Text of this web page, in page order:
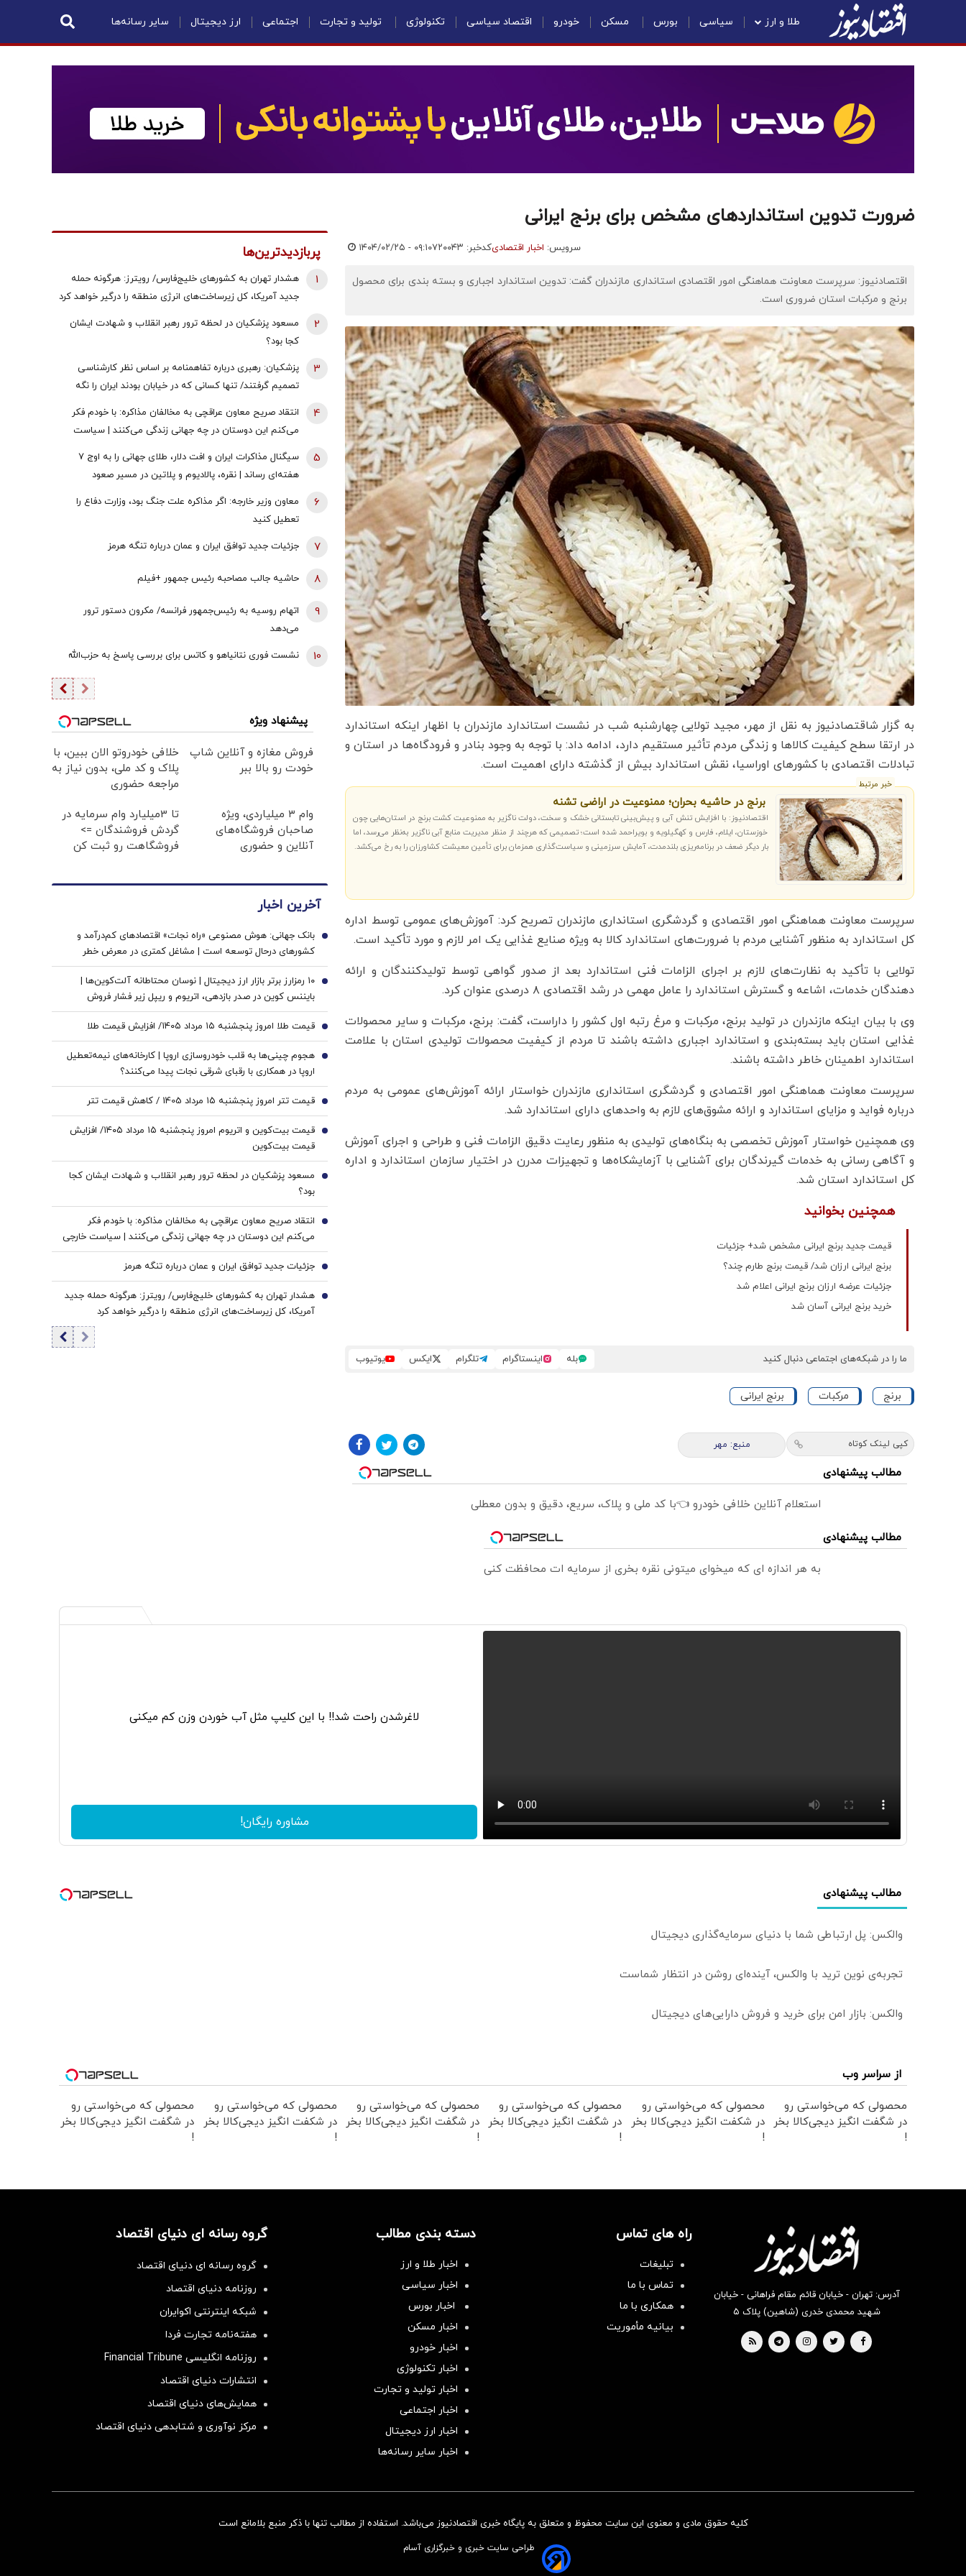
طلا و ارز سیاسی بورس مسکن خودرو اقتصاد سیاسی تکنولوژی تولید و تجارت اجتماعی ارز دیجیتال سایر رسانه‌ها
ضرورت تدوین استاندارد‌های مشخص برای برنج ایرانی
سرویس: اخبار اقتصادیکدخبر: ۷۲۰۰۴۳ ۱۴۰۴/۰۲/۲۵ - ۰۹:۱۰
اقتصادنیوز: سرپرست معاونت هماهنگی امور اقتصادی استانداری مازندران گفت: تدوین استاندارد اجباری و بسته بندی برای محصول
برنج و مرکبات استان ضروری است.
به گزار شاقتصادنیوز به نقل از مهر، مجید تولایی چهارشنبه شب در نشست استاندارد مازندران با اظهار اینکه استاندارد
در ارتقا سطح کیفیت کالاها و زندگی مردم تأثیر مستقیم دارد، ادامه داد: با توجه به وجود بنادر و فرودگاه‌ها در استان و
تبادلات اقتصادی با کشورهای اوراسیا، نقش استاندارد بیش از گذشته دارای اهمیت است.
خبر مرتبط
برنج در حاشیه بحران؛ ممنوعیت در اراضی تشنه
اقتصادنیوز: با افزایش تنش آبی و پیش‌بینی تابستانی خشک و سخت، دولت ناگزیر به ممنوعیت کشت برنج در استان‌هایی چون
خوزستان، ایلام، فارس و کهگیلویه و بویراحمد شده است؛ تصمیمی که هرچند از منظر مدیریت منابع آبی ناگزیر به‌نظر می‌رسد، اما
بار دیگر ضعف در برنامه‌ریزی بلندمدت، آمایش سرزمینی و سیاست‌گذاری همزمان برای تأمین معیشت کشاورزان را به رخ می‌کشد.
سرپرست معاونت هماهنگی امور اقتصادی و گردشگری استانداری مازندران تصریح کرد: آموزش‌های عمومی توسط اداره
کل استاندارد به منظور آشنایی مردم با ضرورت‌های استاندارد کالا به ویژه صنایع غذایی یک امر لازم و مورد تأکید است.
تولایی با تأکید به نظارت‌های لازم بر اجرای الزامات فنی استاندارد بعد از صدور گواهی توسط تولیدکنندگان و ارائه
دهندگان خدمات، اشاعه و گسترش استاندارد را عامل مهمی در رشد اقتصادی ۸ درصدی عنوان کرد.
وی با بیان اینکه مازندران در تولید برنج، مرکبات و مرغ رتبه اول کشور را داراست، گفت: برنج، مرکبات و سایر محصولات
غذایی استان باید بسته‌بندی و استاندارد اجباری داشته باشند تا مردم از کیفیت محصولات تولیدی استان با علامت
استاندارد اطمینان خاطر داشته باشند.
سرپرست معاونت هماهنگی امور اقتصادی و گردشگری استانداری مازندران خواستار ارائه آموزش‌های عمومی به مردم
درباره فواید و مزایای استاندارد و ارائه مشوق‌های لازم به واحدهای دارای استاندارد شد.
وی همچنین خواستار آموزش تخصصی به بنگاه‌های تولیدی به منظور رعایت دقیق الزامات فنی و طراحی و اجرای آموزش
و آگاهی رسانی به خدمات گیرندگان برای آشنایی با آزمایشکاه‌ها و تجهیزات مدرن در اختیار سازمان استاندارد و اداره
کل استاندارد استان شد.
همچنین بخوانید
قیمت جدید برنج ایرانی مشخص شد+ جزئیات
برنج ایرانی ارزان شد/ قیمت برنج طارم چند؟
جزئیات عرضه ارزان برنج ایرانی اعلام شد
خرید برنج ایرانی آسان شد
ما را در شبکه‌های اجتماعی دنبال کنید بله اینستاگرام تلگرام ایکس یوتیوب
برنج مرکبات برنج ایرانی
کپی لینک کوتاه منبع: مهر
مطالب پیشنهادی
استعلام آنلاین خلافی خودرو 👈با کد ملی و پلاک، سریع، دقیق و بدون معطلی
مطالب پیشنهادی
به هر اندازه ای که میخوای میتونی نقره بخری از سرمایه ات محافظت کنی
پربازدیدترین‌ها
هشدار تهران به کشورهای خلیج‌فارس/ رویترز: هرگونه حمله
جدید آمریکا، کل زیرساخت‌های انرژی منطقه را درگیر خواهد کرد
1
مسعود پزشکیان در لحظه ترور رهبر انقلاب و شهادت ایشان
کجا بود؟
2
پزشکیان: رهبری درباره تفاهمنامه بر اساس نظر کارشناسی
تصمیم گرفتند/ تنها کسانی که در خیابان بودند ایران را نگه
3
انتقاد صریح معاون عراقچی به مخالفان مذاکره: با خودم فکر
می‌کنم این دوستان در چه جهانی زندگی می‌کنند | سیاست
خارجی عرصه تصمیم‌های دشوار و سنجش دقیق هزینه و فایده
4
سیگنال مذاکرات ایران و افت دلار، طلای جهانی را به اوج ۷
هفته‌ای رساند | نقره، پالادیوم و پلاتین در مسیر صعود
5
معاون وزیر خارجه: اگر مذاکره علت جنگ بود، وزارت دفاع را
تعطیل کنید
6
جزئیات جدید توافق ایران و عمان درباره تنگه هرمز 7
حاشیه جالب مصاحبه رئیس جمهور +فیلم 8
اتهام روسیه به رئیس‌جمهور فرانسه/ مکرون دستور ترور
می‌دهد
9
نشست فوری نتانیاهو و کاتس برای بررسی پاسخ به حزب‌الله 10
پیشنهاد ویژه
فروش مغازه و آنلاین شاپ
خودت رو بالا ببر
خلافی خودروتو الان ببین، با
پلاک و کد ملی، بدون نیاز به
مراجعه حضوری
وام ۳ میلیاردی، ویژه
صاحبان فروشگاه‌های
آنلاین و حضوری
تا 3میلیارد وام سرمایه در
گردش فروشندگان =>
فروشگاهت رو ثبت کن
آخرین اخبار
بانک جهانی: هوش مصنوعی «راه نجات» اقتصادهای کم‌درآمد و
کشورهای درحال توسعه است | مشاغل کمتری در معرض خطر
هستند، اما ریسک بالایی وجود دارد
1
۱۰ رمزارز برتر بازار ارز دیجیتال | نوسان محتاطانه آلت‌کوین‌ها |
بایننس‌ کوین در صدر بازدهی، اتریوم و ریپل زیر فشار فروش
2
قیمت طلا امروز پنجشنبه ۱۵ مرداد ۱۴۰۵/ افزایش قیمت طلا 3
هجوم چینی‌ها به قلب خودروسازی اروپا | کارخانه‌های نیمه‌تعطیل
اروپا در همکاری با رقبای شرقی نجات پیدا می‌کنند؟
4
قیمت تتر امروز پنجشنبه ۱۵ مرداد 1405 / کاهش قیمت تتر 5
قیمت بیت‌کوین و اتریوم امروز پنجشنبه ۱۵ مرداد ۱۴۰۵/ افزایش
قیمت بیت‌کوین
6
مسعود پزشکیان در لحظه ترور رهبر انقلاب و شهادت ایشان کجا
بود؟
7
انتقاد صریح معاون عراقچی به مخالفان مذاکره: با خودم فکر
می‌کنم این دوستان در چه جهانی زندگی می‌کنند | سیاست خارجی
عرصه تصمیم‌های دشوار و سنجش دقیق هزینه و فایده است
8
جزئیات جدید توافق ایران و عمان درباره تنگه هرمز 9
هشدار تهران به کشورهای خلیج‌فارس/ رویترز: هرگونه حمله جدید
آمریکا، کل زیرساخت‌های انرژی منطقه را درگیر خواهد کرد
10
لاغرشدن راحت شد!! با این کلیپ مثل آب خوردن وزن کم میکنی
مشاوره رایگان!
مطالب پیشنهادی
والکس: پل ارتباطی شما با دنیای سرمایه‌گذاری دیجیتال
تجربه‌ی نوین ترید با والکس، آینده‌ای روشن در انتظار شماست
والکس: بازار امن برای خرید و فروش دارایی‌های دیجیتال
از سراسر وب
محصولی که می‌خواستی رو
در شگفت انگیز دیجی‌کالا بخر
!
محصولی که می‌خواستی رو
در شکفت انگیز دیجی‌کالا بخر
!
محصولی که می‌خواستی رو
در شگفت انگیز دیجی‌کالا بخر
!
محصولی که می‌خواستی رو
در شگفت انگیز دیجی‌کالا بخر
!
محصولی که می‌خواستی رو
در شکفت انگیز دیجی‌کالا بخر
!
محصولی که می‌خواستی رو
در شگفت انگیز دیجی‌کالا بخر
!
آدرس: تهران - خیابان قائم مقام فراهانی - خیابان
شهید محمدی خدری (شاهین) پلاک ۵
راه های تماس
تبلیغات
تماس با ما
همکاری با ما
بیانیه مأموریت
دسته بندی مطالب
اخبار طلا و ارز
اخبار سیاسی
اخبار بورس
اخبار مسکن
اخبار خودرو
اخبار تکنولوژی
اخبار تولید و تجارت
اخبار اجتماعی
اخبار ارز دیجیتال
اخبار سایر رسانه‌‌ها
گروه رسانه ای دنیای اقتصاد
گروه رسانه ای دنیای اقتصاد
روزنامه دنیای اقتصاد
شبکه اینترنتی اکوایران
هفته‌نامه تجارت فردا
روزنامه انگلیسی Financial Tribune
انتشارات دنیای اقتصاد
همایش‌های دنیای اقتصاد
مرکز نوآوری و شتابدهی دنیای اقتصاد
کلیه حقوق مادی و معنوی این سایت محفوظ و متعلق به پایگاه خبری اقتصادنیوز می‌باشد. استفاده از مطالب تنها با ذکر منبع بلامانع است
طراحی سایت خبری و خبرگزاری آسام